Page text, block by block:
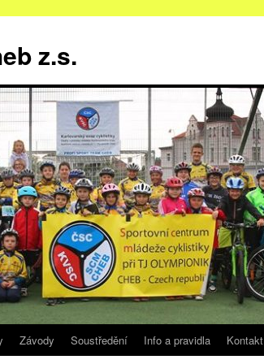
z.s.
Závody Soustředění Info a pravidla Kontakt